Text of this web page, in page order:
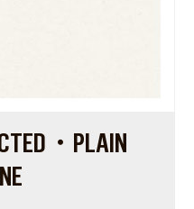
・PLAIN